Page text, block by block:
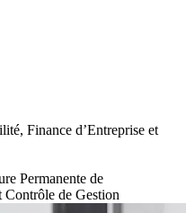
Finance d’Entreprise et
Permanente de
Contrôle de Gestion